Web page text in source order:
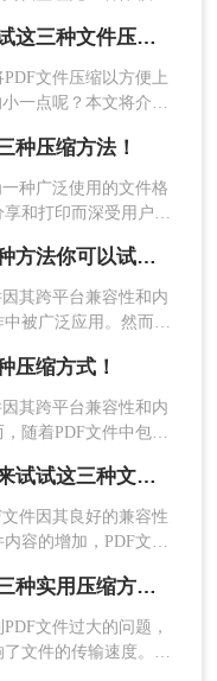
等，无需下
上传文件即可完
缩PDF文件的用
pdf/
，如果你的PDF文
！那pdf文件怎么压缩
pdf怎么压缩的小一点？快来试试这三种文件压缩的方法！
文件压缩以方便上
一点呢？本文将介绍
种压缩方法！
一种广泛使用的文件格
和打印而深受用户喜
，还影响了文件的传
了一项重要技能。本
帮助您轻松解决文件
怎么压缩pdf文件的大小？这三种方法你可以试试！
因其跨平台兼容性和内
被广泛应用。然而，
空间，还在传输和分
小成为了一个常见的
文将详细介绍几种压
决这一问题。
压缩方式！
因其跨平台兼容性和内
随着PDF文件中包含
pdf大小呢？为了解决
的方法。
如何把pdf压缩到指定大小？快来试试这三种文件压缩的方法！
件因其良好的兼容性
容的增加，PDF文件
文件压缩到指定大
压缩到指定大小呢？
实现这一目标。
pdf怎么压缩的小一点？试试这三种实用压缩方法！
文件过大的问题，
文件的传输速度。那